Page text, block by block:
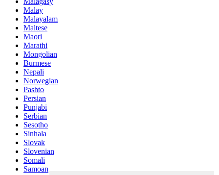
Malay
Malayalam
Maltese
Maori
Marathi
Mongolian
Burmese
Nepali
Norwegian
Pashto
Persian
Punjabi
Serbian
Sesotho
Sinhala
Slovak
Slovenian
Somali
Samoan